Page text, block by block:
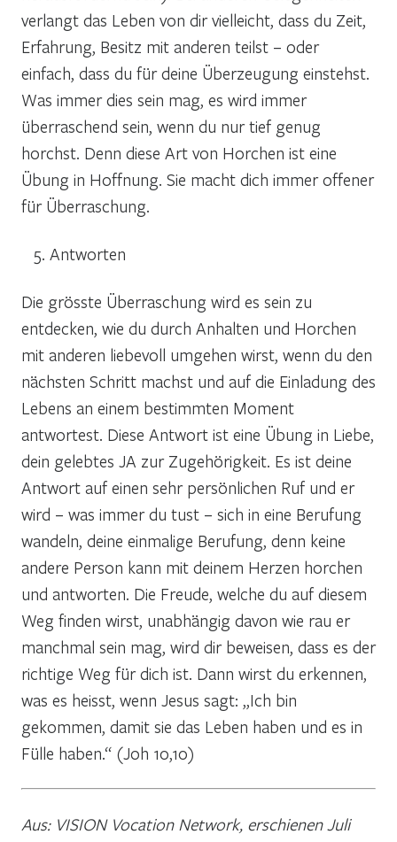
verlangt das Leben von dir vielleicht, dass du Zeit,
Erfahrung, Besitz mit anderen teilst – oder
einfach, dass du für deine Überzeugung einstehst.
Was immer dies sein mag, es wird immer
überraschend sein, wenn du nur tief genug
horchst. Denn diese Art von Horchen ist eine
Übung in Hoffnung. Sie macht dich immer offener
für Überraschung.
Antworten
Die grösste Überraschung wird es sein zu
entdecken, wie du durch Anhalten und Horchen
mit anderen liebevoll umgehen wirst, wenn du den
nächsten Schritt machst und auf die Einladung des
Lebens an einem bestimmten Moment
antwortest. Diese Antwort ist eine Übung in Liebe,
dein gelebtes JA zur Zugehörigkeit. Es ist deine
Antwort auf einen sehr persönlichen Ruf und er
wird – was immer du tust – sich in eine Berufung
wandeln, deine einmalige Berufung, denn keine
andere Person kann mit deinem Herzen horchen
und antworten. Die Freude, welche du auf diesem
Weg finden wirst, unabhängig davon wie rau er
manchmal sein mag, wird dir beweisen, dass es der
richtige Weg für dich ist. Dann wirst du erkennen,
was es heisst, wenn Jesus sagt: „Ich bin
gekommen, damit sie das Leben haben und es in
Fülle haben.“ (Joh 10,10)
Aus: VISION Vocation Network, erschienen Juli